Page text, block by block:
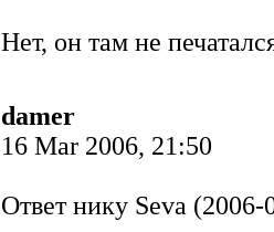
Нет, он там не
damer
16 Mar 2006, 21:50
Ответ нику Seva